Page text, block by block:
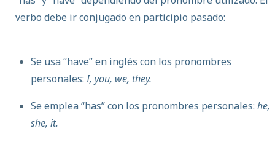
verbo debe ir conjugado en participio pasado:
Se usa “have” en inglés con los pronombres
personales:I, you, we, they.
Se emplea “has” con los pronombres personales: he,
she, it.